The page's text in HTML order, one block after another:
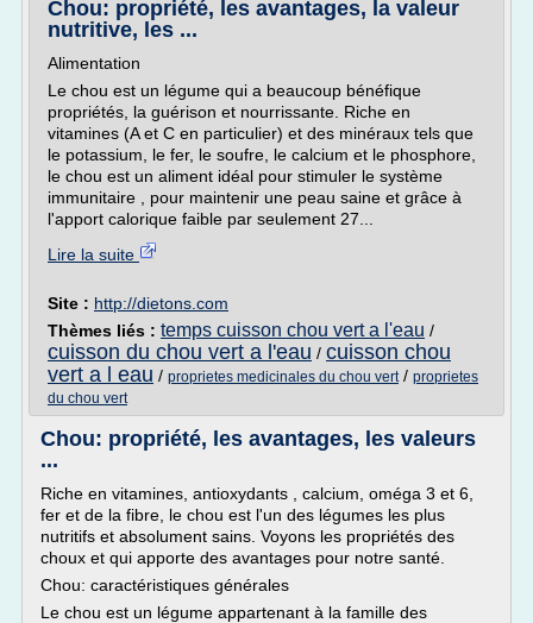
Chou: propriété, les avantages, la valeur
nutritive, les ...
Alimentation
Le chou est un légume qui a beaucoup bénéfique
propriétés, la guérison et nourrissante. Riche en
vitamines (A et C en particulier) et des minéraux tels que
le potassium, le fer, le soufre, le calcium et le phosphore,
le chou est un aliment idéal pour stimuler le système
immunitaire , pour maintenir une peau saine et grâce à
l'apport calorique faible par seulement 27...
Lire la suite
Site : http://dietons.com
Thèmes liés : temps cuisson chou vert a l'eau /
cuisson du chou vert a l'eau / cuisson chou
vert a l eau / proprietes medicinales du chou vert/ proprietes
du chou vert
Chou: propriété, les avantages, les valeurs
...
Riche en vitamines, antioxydants , calcium, oméga 3 et 6,
fer et de la fibre, le chou est l'un des légumes les plus
nutritifs et absolument sains. Voyons les propriétés des
choux et qui apporte des avantages pour notre santé.
Chou: caractéristiques générales
Le chou est un légume appartenant à la famille des